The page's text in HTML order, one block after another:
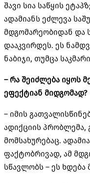
შავი სია საწყის
ადამიანს ეძლევა
მდგომარეობიდან და
დააკვირდეს. ეს
ნაბიჯი, თუმცა
– რა შეიძლება იყოს
ეფექტიან მიდგომად?
– იმის
ადიქციის პრობლემა,
მომსახურებაც.
ფაქტობრივად, ამ
სწავლობს – ეს ხდება